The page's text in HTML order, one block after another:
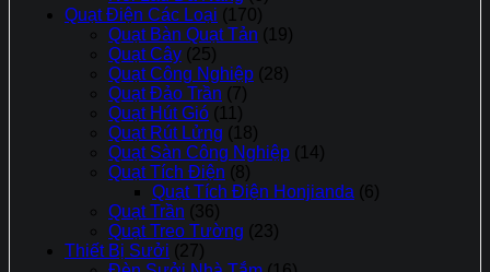
Quạt Điện Các Loại (170)
Quạt Bàn Quạt Tản (19)
Quạt Cây (25)
Quạt Công Nghiệp (28)
Quạt Đảo Trần (7)
Quạt Hút Gió (11)
Quạt Rút Lửng (18)
Quạt Sàn Công Nghiệp (14)
Quạt Tích Điện (8)
Quạt Tích Điện Honjianda (6)
Quạt Trần (36)
Quạt Treo Tường (23)
Thiết Bị Sưởi (27)